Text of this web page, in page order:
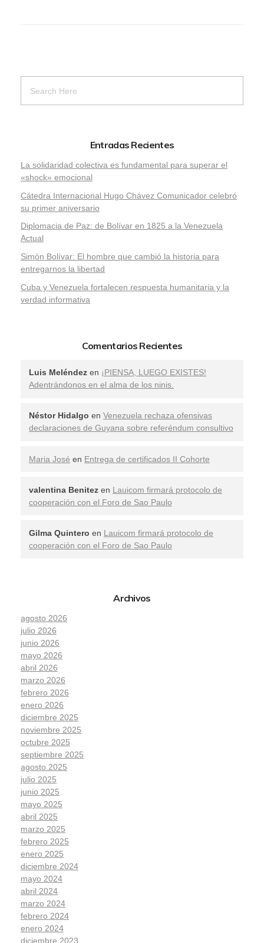
Entradas Recientes
La solidaridad colectiva es fundamental para superar el
«shock» emocional
Cátedra Internacional Hugo Chávez Comunicador celebró
su primer aniversario
Diplomacia de Paz: de Bolívar en 1825 a la Venezuela
Actual
Simón Bolívar: El hombre que cambió la historia para
entregarnos la libertad
​Cuba y Venezuela fortalecen respuesta humanitaria y la
verdad informativa
Comentarios Recientes
Luis Meléndez en ¡PIENSA, LUEGO EXISTES!
Adentrándonos en el alma de los ninis.
Néstor Hidalgo en Venezuela rechaza ofensivas
declaraciones de Guyana sobre referéndum consultivo
Maria José en Entrega de certificados II Cohorte
valentina Benitez en Lauicom firmará protocolo de
cooperación con el Foro de Sao Paulo
Gilma Quintero en Lauicom firmará protocolo de
cooperación con el Foro de Sao Paulo
Archivos
agosto 2026
julio 2026
junio 2026
mayo 2026
abril 2026
marzo 2026
febrero 2026
enero 2026
diciembre 2025
noviembre 2025
octubre 2025
septiembre 2025
agosto 2025
julio 2025
junio 2025
mayo 2025
abril 2025
marzo 2025
febrero 2025
enero 2025
diciembre 2024
mayo 2024
abril 2024
marzo 2024
febrero 2024
enero 2024
diciembre 2023